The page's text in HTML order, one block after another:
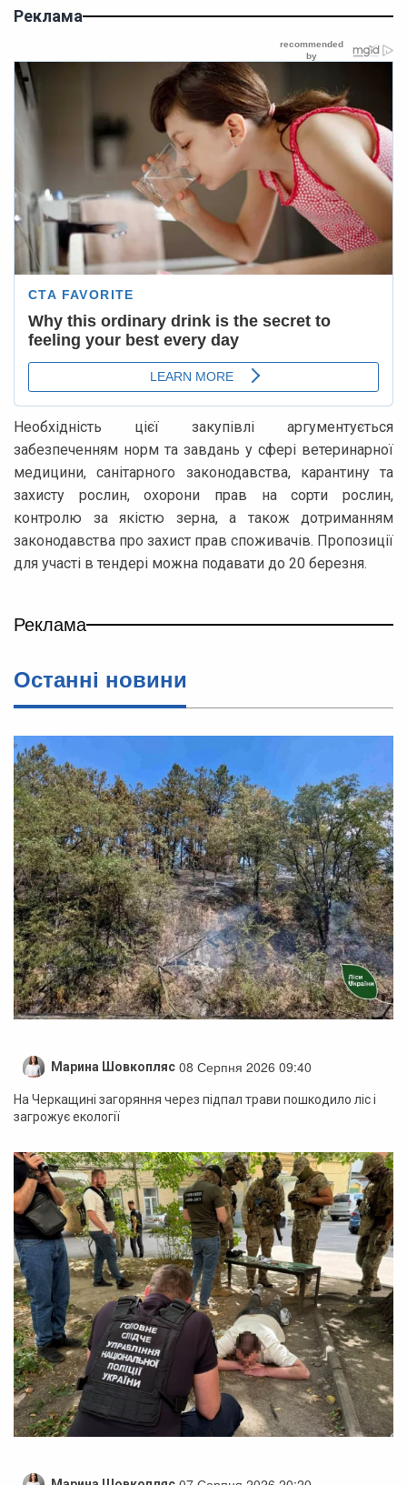
Реклама
Необхідність цієї закупівлі аргументується
забезпеченням норм та завдань у сфері ветеринарної
медицини, санітарного законодавства, карантину та
захисту рослин, охорони прав на сорти рослин,
контролю за якістю зерна, а також дотриманням
законодавства про захист прав споживачів. Пропозиції
для участі в тендері можна подавати до 20 березня.
Реклама
Останні новини
Марина Шовкопляс 08 Серпня 2026 09:40
На Черкащині загоряння через підпал трави пошкодило ліс і
загрожує екології